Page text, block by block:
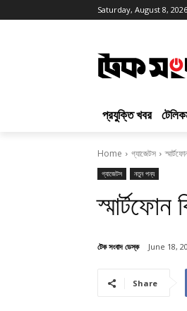
Saturday, August 8, 2026
প্রযুক্তি খবর
Home গ্যাজেটস
গ্যাজেটস নতুন পন্য
স্মার্টফোন
টেক সংবাদ ডেস্ক June 18,
Share